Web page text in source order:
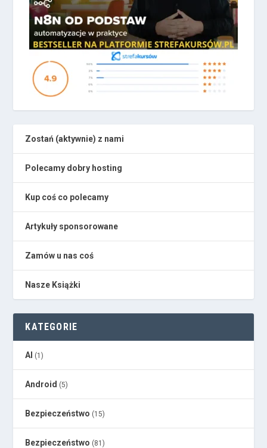
Zostań (aktywnie) z nami
Polecamy dobry hosting
Kup coś co polecamy
Artykuły sponsorowane
Zamów u nas coś
Nasze Książki
KATEGORIE
AI (1)
Android (5)
Bezpieczeństwo (15)
Bezpieczeństwo (81)